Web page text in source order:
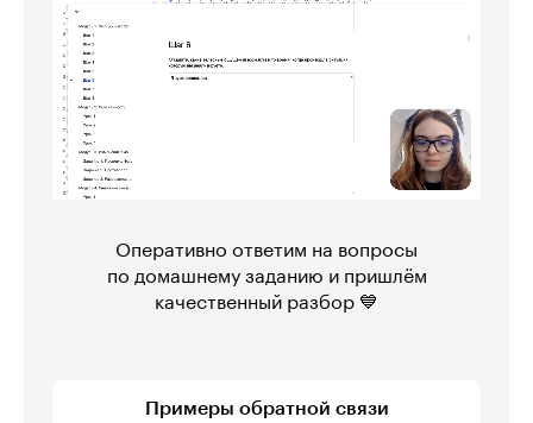
Оперативно ответим на вопросы
по домашнему заданию и пришлём
качественный разбор 💙
Примеры обратной связи